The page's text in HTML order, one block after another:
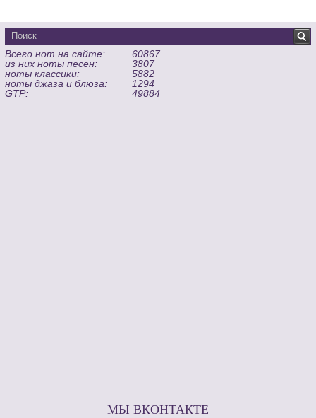
Всего нот на сайте:
60867
из них ноты песен:
3807
ноты классики:
5882
ноты джаза и блюза:
1294
GTP:
49884
МЫ ВКОНТАКТЕ